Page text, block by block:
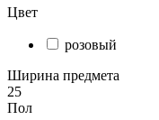
Цвет
розовый
Ширина предмета
25
Пол